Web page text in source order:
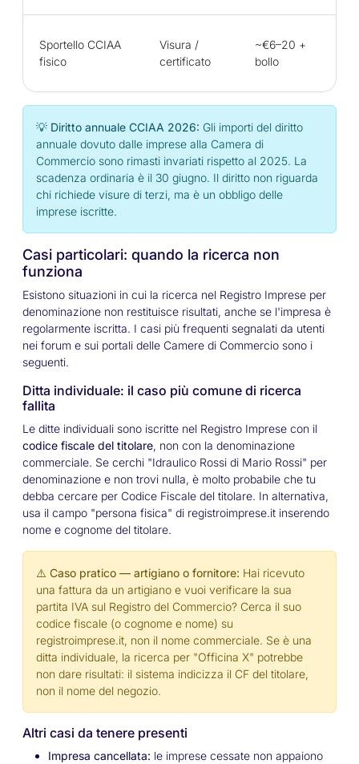
Sportello CCIAA
fisico
Visura /
certificato
~€6–20 +
bollo
💡 Diritto annuale CCIAA 2026: Gli importi del diritto
annuale dovuto dalle imprese alla Camera di
Commercio sono rimasti invariati rispetto al 2025. La
scadenza ordinaria è il 30 giugno. Il diritto non riguarda
chi richiede visure di terzi, ma è un obbligo delle
imprese iscritte.
Casi particolari: quando la ricerca non
funziona
Esistono situazioni in cui la ricerca nel Registro Imprese per
denominazione non restituisce risultati, anche se l'impresa è
regolarmente iscritta. I casi più frequenti segnalati da utenti
nei forum e sui portali delle Camere di Commercio sono i
seguenti.
Ditta individuale: il caso più comune di ricerca
fallita
Le ditte individuali sono iscritte nel Registro Imprese con il
codice fiscale del titolare, non con la denominazione
commerciale. Se cerchi "Idraulico Rossi di Mario Rossi" per
denominazione e non trovi nulla, è molto probabile che tu
debba cercare per Codice Fiscale del titolare. In alternativa,
usa il campo "persona fisica" di registroimprese.it inserendo
nome e cognome del titolare.
⚠️ Caso pratico — artigiano o fornitore: Hai ricevuto
una fattura da un artigiano e vuoi verificare la sua
partita IVA sul Registro del Commercio? Cerca il suo
codice fiscale (o cognome e nome) su
registroimprese.it, non il nome commerciale. Se è una
ditta individuale, la ricerca per "Officina X" potrebbe
non dare risultati: il sistema indicizza il CF del titolare,
non il nome del negozio.
Altri casi da tenere presenti
Impresa cancellata: le imprese cessate non appaiono